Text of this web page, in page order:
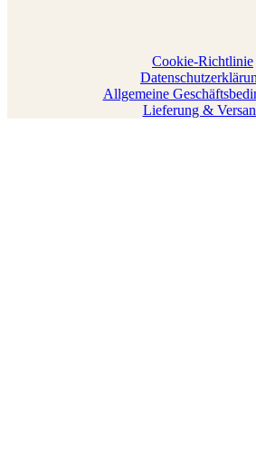
Cookie-Richtlinie
Allgemeine
Lieferung &